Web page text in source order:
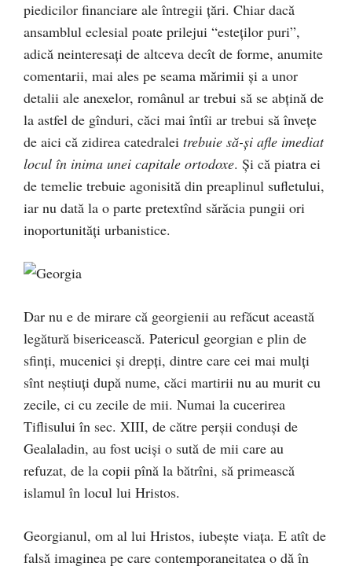
piedicilor financiare ale întregii ţări. Chiar dacă
ansamblul eclesial poate prilejui “esteţilor puri”,
adică neinteresaţi de altceva decît de forme, anumite
comentarii, mai ales pe seama mărimii şi a unor
detalii ale anexelor, românul ar trebui să se abţină de
la astfel de gînduri, căci mai întîi ar trebui să înveţe
de aici că zidirea catedralei trebuie să-şi afle imediat
locul în inima unei capitale ortodoxe. Şi că piatra ei
de temelie trebuie agonisită din preaplinul sufletului,
iar nu dată la o parte pretextînd sărăcia pungii ori
inoportunităţi urbanistice.
Dar nu e de mirare că georgienii au refăcut această
legătură bisericească. Patericul georgian e plin de
sfinţi, mucenici şi drepţi, dintre care cei mai mulţi
sînt neştiuţi după nume, căci martirii nu au murit cu
zecile, ci cu zecile de mii. Numai la cucerirea
Tiflisului în sec. XIII, de către perşii conduşi de
Gealaladin, au fost ucişi o sută de mii care au
refuzat, de la copii pînă la bătrîni, să primească
islamul în locul lui Hristos.
Georgianul, om al lui Hristos, iubeşte viaţa. E atît de
falsă imaginea pe care contemporaneitatea o dă în